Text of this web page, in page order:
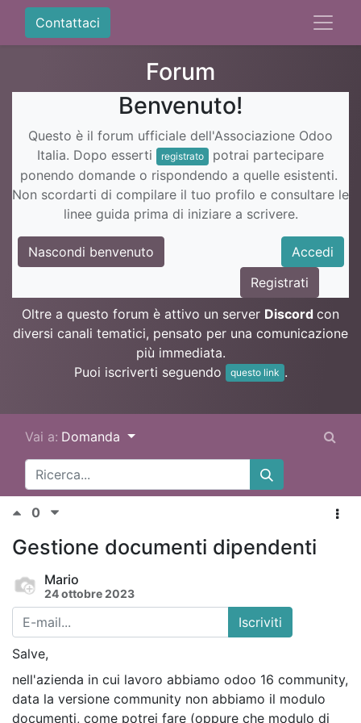
Contattaci
Forum
Benvenuto!
Questo è il forum ufficiale dell'Associazione Odoo
Italia. Dopo esserti
registrato
potrai partecipare
ponendo domande o rispondendo a quelle esistenti.
Non scordarti di compilare il tuo profilo e consultare le
linee guida prima di iniziare a scrivere.
Nascondi benvenuto
Accedi
Registrati
Oltre a questo forum è attivo un server Discord con
diversi canali tematici, pensato per una comunicazione
più immediata.
Puoi iscriverti seguendo
questo link .
Vai a: Domanda
0
Gestione documenti dipendenti
Mario
24 ottobre 2023
Iscriviti
Salve,
nell'azienda in cui lavoro abbiamo odoo 16 community,
data la versione community non abbiamo il modulo
documenti, come potrei fare (oppure che modulo di